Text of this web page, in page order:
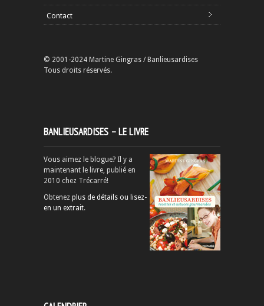
Contact
© 2001-2024 Martine Gingras / Banlieusardises
Tous droits réservés.
BANLIEUSARDISES – LE LIVRE
Vous aimez le blogue? Il y a
maintenant le livre, publié en
2010 chez Trécarré!
Obtenez plus de détails ou lisez-
en un extrait.